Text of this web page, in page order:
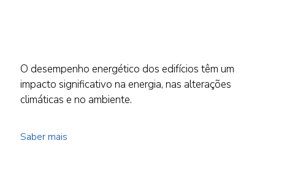
O desempenho energético dos edifícios têm um
impacto significativo na energia, nas alterações
climáticas e no ambiente.
Saber mais